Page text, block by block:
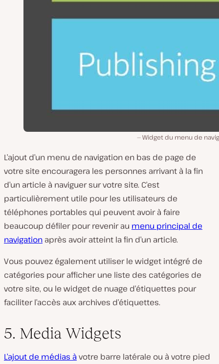
Widget du menu de
L’ajout d’un menu de navigation en bas de page de
votre site encouragera les personnes arrivant à la fin
d’un article à naviguer sur votre site. C’est
particulièrement utile pour les utilisateurs de
téléphones portables qui peuvent avoir à faire
beaucoup défiler pour revenir au menu principal de
navigation après avoir atteint la fin d’un article.
Vous pouvez également utiliser le widget intégré de
catégories pour afficher une liste des catégories de
votre site, ou le widget de nuage d’étiquettes pour
faciliter l’accès aux archives d’étiquettes.
5. Media Widgets
L’ajout de médias àvotre barre latérale ou à votre pied